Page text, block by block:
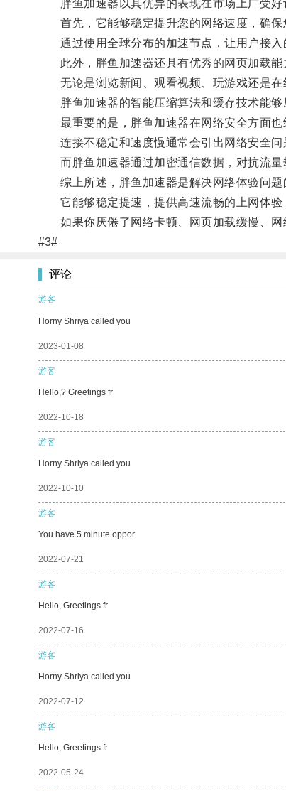
胖鱼加速器以其优异的表现在市场上广受好
首先，它能够稳定提升您的网络速度，确保
通过使用全球分布的加速节点，让用户接入
此外，胖鱼加速器还具有优秀的网页加载能
无论是浏览新闻、观看视频、玩游戏还是在
胖鱼加速器的智能压缩算法和缓存技术能够
最重要的是，胖鱼加速器在网络安全方面也
连接不稳定和速度慢通常会引出网络安全问
而胖鱼加速器通过加密通信数据，对抗流量
综上所述，胖鱼加速器是解决网络体验问题
它能够稳定提速，提供高速流畅的上网体验
如果你厌倦了网络卡顿、网页加载缓慢、网
#3#
评论
游客
Horny Shriya called you
2023-01-08
游客
Hello,? Greetings fr
2022-10-18
游客
Horny Shriya called you
2022-10-10
游客
You have 5 minute oppor
2022-07-21
游客
Hello, Greetings fr
2022-07-16
游客
Horny Shriya called you
2022-07-12
游客
Hello, Greetings fr
2022-05-24